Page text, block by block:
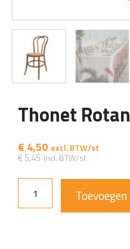
Thonet Rotan
€ 4,50
€ 5,45
Toevoegen